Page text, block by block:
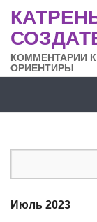
КОММЕНТАРИИ
ОРИЕНТИРЫ
Июль 2023